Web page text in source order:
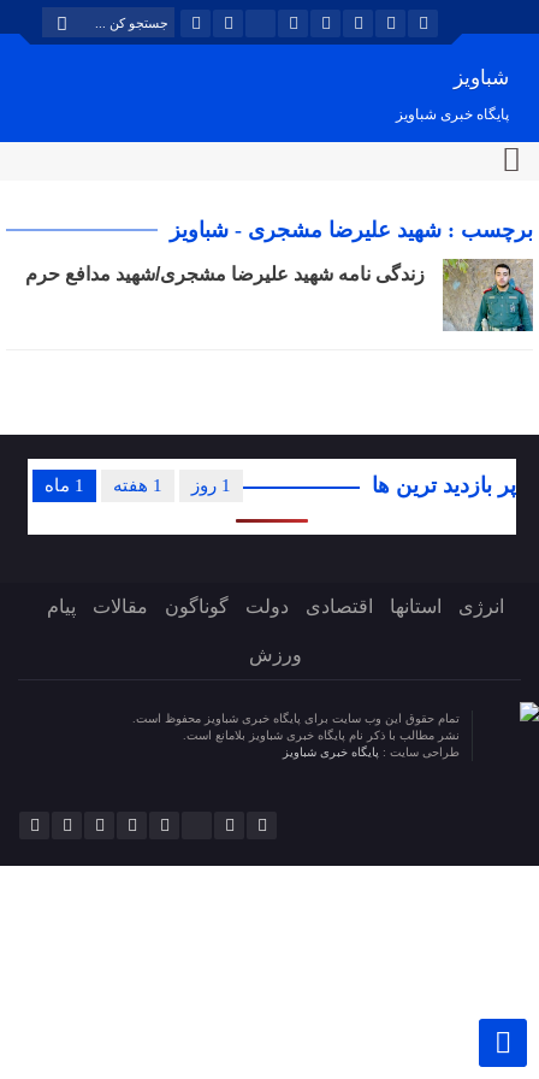
شباویز
پایگاه خبری شباویز
برچسب : شهید علیرضا مشجری - شباویز
زندگی نامه شهید علیرضا مشجری/شهید مدافع حرم
پر بازدید ترین ها 1 ماه 1 هفته 1 روز
انرژی استانها اقتصادی دولت گوناگون مقالات پیام
ورزش
تمام حقوق این وب سایت برای پایگاه خبری شباویز محفوظ است.
نشر مطالب با ذکر نام پایگاه خبری شباویز بلامانع است.
طراحی سایت : پایگاه خبری شباویز